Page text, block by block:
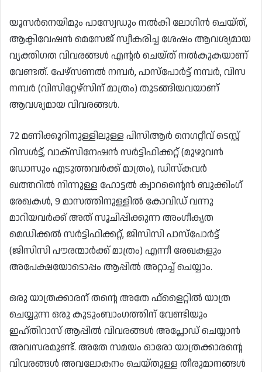
യൂസർനെയിമും പാസ്വേഡും നൽകി ലോഗിൻ ചെയ്ത്,
ആക്ടിവേഷൻ മെസേജ് സ്വീകരിച്ച ശേഷം ആവശ്യമായ
വ്യക്തിഗത വിവരങ്ങൾ എന്റർ ചെയ്ത് നൽകുകയാണ്
വേണ്ടത്. പേഴ്‌സണൽ നമ്പർ, പാസ്പോർട്ട് നമ്പർ, വിസ
നമ്പർ (വിസിറ്റേഴ്സിന് മാത്രം) തുടങ്ങിയവയാണ്
ആവശ്യമായ വിവരങ്ങൾ.
72 മണിക്കൂറിനുള്ളിലുള്ള പിസിആർ നെഗറ്റീവ് ടെസ്റ്റ്
റിസൾട്ട്, വാക്സിനേഷൻ സർട്ടിഫിക്കറ്റ് (മുഴുവൻ
ഡോസും എടുത്തവർക്ക് മാത്രം), ഡിസ്കവർ
ഖത്തറിൽ നിന്നുള്ള ഹോട്ടൽ ക്വാറന്റൈൻ ബുക്കിംഗ്
രേഖകൾ, 9 മാസത്തിനുള്ളിൽ കോവിഡ് വന്നു
മാറിയവർക്ക് അത് സൂചിപ്പിക്കുന്ന അംഗീകൃത
മെഡിക്കൽ സർട്ടിഫിക്കറ്റ്, ജിസിസി പാസ്പോർട്ട്
(ജിസിസി പൗരന്മാർക്ക് മാത്രം) എന്നീ രേഖകളും
അപേക്ഷയോടൊപ്പം ആപ്പിൽ അറ്റാച്ച് ചെയ്യാം.
ഒരു യാത്രക്കാരന് തന്റെ അതേ ഫ്ളൈറ്റിൽ യാത്ര
ചെയ്യുന്ന ഒരു കുടുംബാംഗത്തിന് വേണ്ടിയും
ഇഹ്തിറാസ് ആപ്പിൽ വിവരങ്ങൾ അപ്ലോഡ് ചെയ്യാൻ
അവസരമുണ്ട്. അതേ സമയം ഓരോ യാത്രക്കാരന്റെ
വിവരങ്ങൾ അവലോകനം ചെയ്തുള്ള തീരുമാനങ്ങൾ